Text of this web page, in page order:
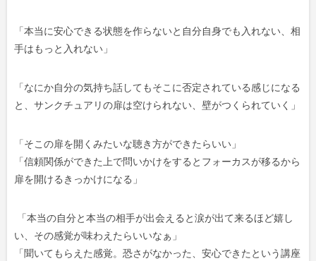
「本当に安心できる状態を作らないと自分自身でも入れない、相
手はもっと入れない 」
「なにか自分の気持ち話してもそこに否定されている感じになる
と、サンクチュアリの扉は空けられない、壁がつくられていく 」
「そこの扉を開くみたいな聴き方ができたらいい 」
「信頼関係ができた上で問いかけをするとフォーカスが移るから
扉を開けるきっかけになる」
「本当の自分と本当の相手が出会えると涙が出て来るほど嬉し
い、その感覚が味わえたらいいなぁ」
「聞いてもらえた感覚。恐さがなかった、安心できたという講座